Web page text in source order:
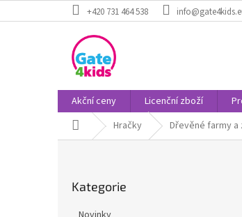
na
+420 731 464 538
Akční ceny Licenční zboží
Domů Hračky Dřevěné farmy a
kategorie
Kategorie